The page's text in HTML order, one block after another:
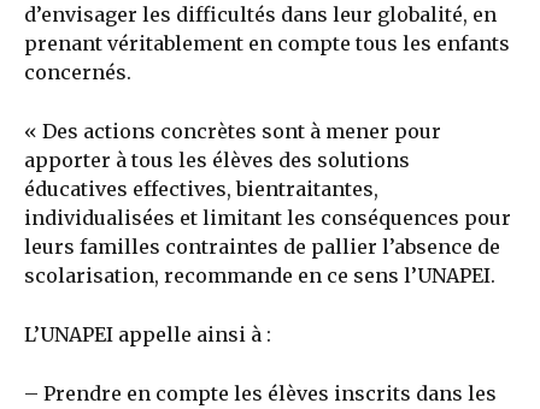
d’envisager les difficultés dans leur globalité, en
prenant véritablement en compte tous les enfants
concernés.
« Des actions concrètes sont à mener pour
apporter à tous les élèves des solutions
éducatives effectives, bientraitantes,
individualisées et limitant les conséquences pour
leurs familles contraintes de pallier l’absence de
scolarisation, recommande en ce sens l’UNAPEI.
L’UNAPEI appelle ainsi à :
– Prendre en compte les élèves inscrits dans les